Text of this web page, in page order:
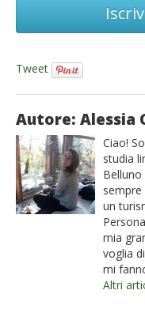
Tweet
Autore: Alessia
Ciao!
studia
un
mia
voglia
mi
Altri